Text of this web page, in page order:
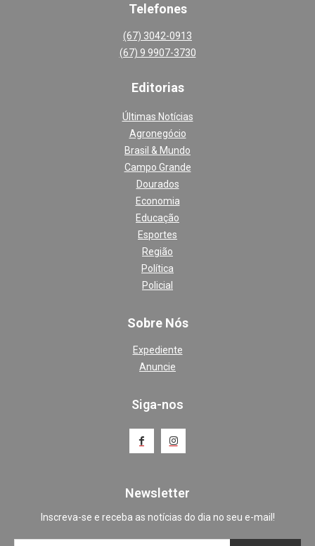
Telefones
(67) 3042-0913
(67) 9 9907-3730
Editorias
Últimas Notícias
Agronegócio
Brasil & Mundo
Campo Grande
Dourados
Economia
Educação
Esportes
Região
Política
Policial
Sobre Nós
Expediente
Anuncie
Siga-nos
Newsletter
Inscreva-se e receba as notícias do dia no seu e-mail!